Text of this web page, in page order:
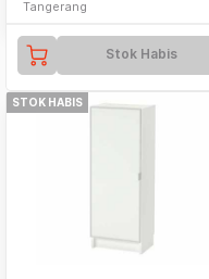
Tangerang
Stok Habis
STOK HABIS